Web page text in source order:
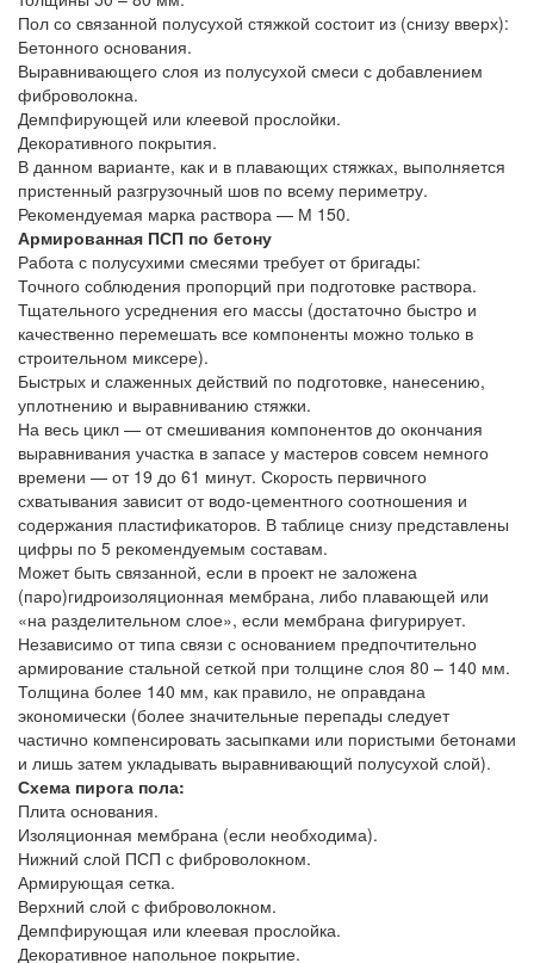
Пол со связанной полусухой стяжкой состоит из (снизу вверх):
Бетонного основания.
Выравнивающего слоя из полусухой смеси с добавлением
фиброволокна.
Демпфирующей или клеевой прослойки.
Декоративного покрытия.
В данном варианте, как и в плавающих стяжках, выполняется
пристенный разгрузочный шов по всему периметру.
Рекомендуемая марка раствора — М 150.
Армированная ПСП по бетону
Работа с полусухими смесями требует от бригады:
Точного соблюдения пропорций при подготовке раствора.
Тщательного усреднения его массы (достаточно быстро и
качественно перемешать все компоненты можно только в
строительном миксере).
Быстрых и слаженных действий по подготовке, нанесению,
уплотнению и выравниванию стяжки.
На весь цикл — от смешивания компонентов до окончания
выравнивания участка в запасе у мастеров совсем немного
времени — от 19 до 61 минут. Скорость первичного
схватывания зависит от водо-цементного соотношения и
содержания пластификаторов. В таблице снизу представлены
цифры по 5 рекомендуемым составам.
Может быть связанной, если в проект не заложена
(паро)гидроизоляционная мембрана, либо плавающей или
«на разделительном слое», если мембрана фигурирует.
Независимо от типа связи с основанием предпочтительно
армирование стальной сеткой при толщине слоя 80 – 140 мм.
Толщина более 140 мм, как правило, не оправдана
экономически (более значительные перепады следует
частично компенсировать засыпками или пористыми бетонами
и лишь затем укладывать выравнивающий полусухой слой).
Схема пирога пола:
Плита основания.
Изоляционная мембрана (если необходима).
Нижний слой ПСП с фиброволокном.
Армирующая сетка.
Верхний слой с фиброволокном.
Демпфирующая или клеевая прослойка.
Декоративное напольное покрытие.